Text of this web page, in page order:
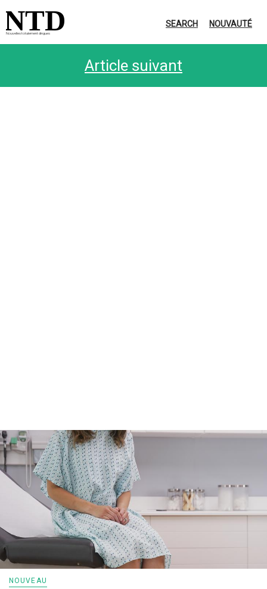
Nouvelles totalement dingues
NTD SEARCH NOUVAUTÉ
NOUVEAU
Article suivant